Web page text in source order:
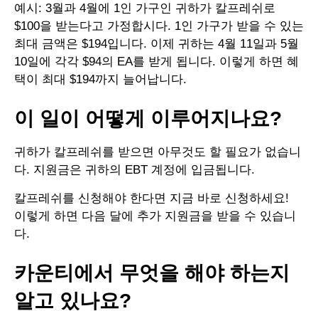
예시: 3월과 4월에 1인 가구인 귀하가 칼프레쉬로
$100을 받는다고 가정합시다. 1인 가구가 받을 수 있는
최대 금액은 $194입니다. 이제 귀하는 4월 11일과 5월
10일에 각각 $94의 EA를 받게 됩니다. 이렇게 하면 혜
택이 최대 $194까지 늘어납니다.
이 일이 어떻게 이루어지나요?
귀하가 칼프레쉬를 받으면 아무것도 할 필요가 없습니
다. 지원금은 귀하의 EBT 계정에 입금됩니다.
칼프레쉬를 신청해야 한다면 지금 바로 신청하세요!
이렇게 하면 다음 달에 추가 지원금을 받을 수 있습니
다.
카운티에서 무엇을 해야 하는지
알고 있나요?